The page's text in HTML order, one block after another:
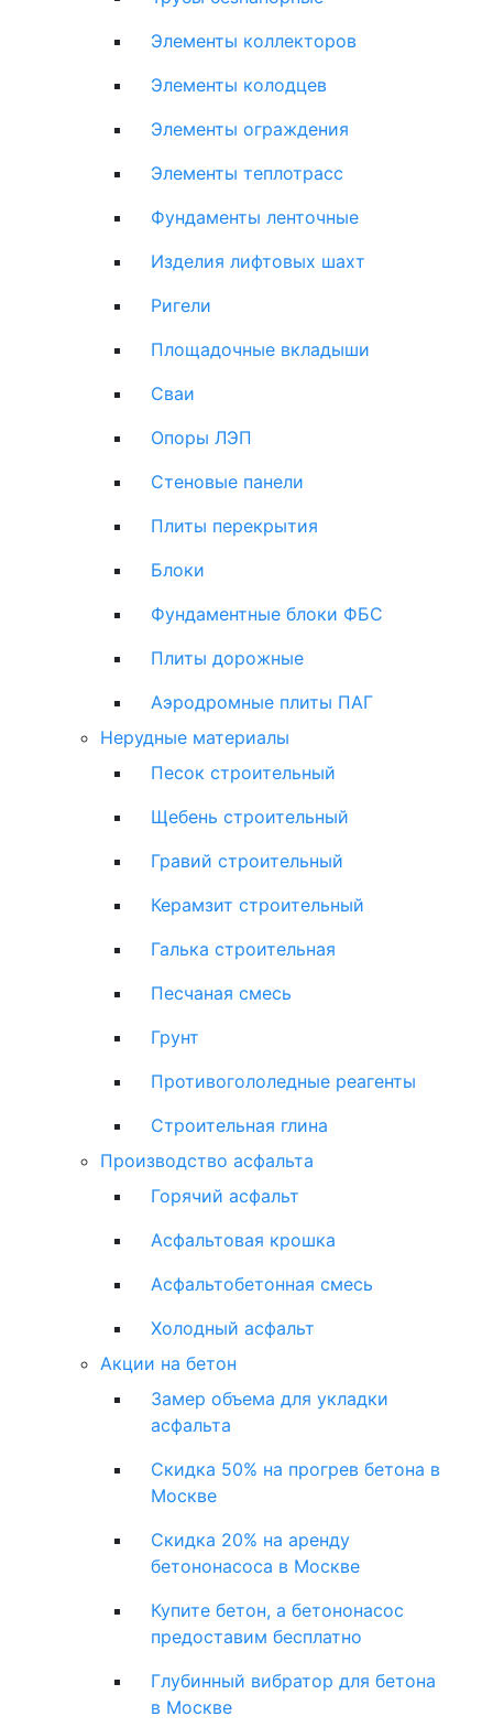
Элементы коллекторов
Элементы колодцев
Элементы ограждения
Элементы теплотрасс
Фундаменты ленточные
Изделия лифтовых шахт
Ригели
Площадочные вкладыши
Сваи
Опоры ЛЭП
Стеновые панели
Плиты перекрытия
Блоки
Фундаментные блоки ФБС
Плиты дорожные
Аэродромные плиты ПАГ
Нерудные материалы
Песок строительный
Щебень строительный
Гравий строительный
Керамзит строительный
Галька строительная
Песчаная смесь
Грунт
Противогололедные реагенты
Строительная глина
Производство асфальта
Горячий асфальт
Асфальтовая крошка
Асфальтобетонная смесь
Холодный асфальт
Акции на бетон
Замер объема для укладки
асфальта
Скидка 50% на прогрев бетона в
Москве
Скидка 20% на аренду
бетононасоса в Москве
Купите бетон, а бетононасос
предоставим бесплатно
Глубинный вибратор для бетона
в Москве